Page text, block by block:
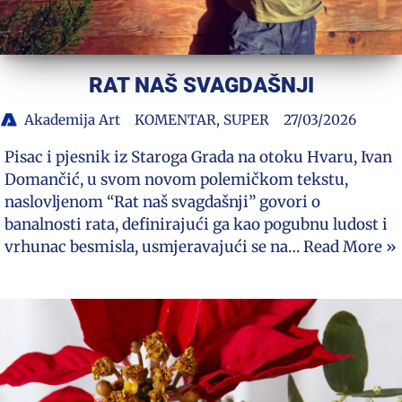
RAT NAŠ SVAGDAŠNJI
Akademija Art KOMENTAR, SUPER 27/03/2026
Pisac i pjesnik iz Staroga Grada na otoku Hvaru, Ivan
Domančić, u svom novom polemičkom tekstu,
naslovljenom “Rat naš svagdašnji” govori o
banalnosti rata, definirajući ga kao pogubnu ludost i
vrhunac besmisla, usmjeravajući se na…Read More »